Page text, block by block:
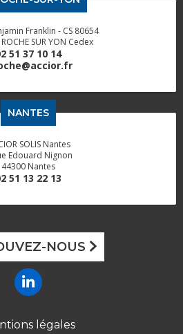
Franklin - CS 80654
SUR YON Cedex
51 37 10 14
NANTES
SOLIS Nantes
Edouard Nignon
44300 Nantes
51 13 22 13
NOUS
légales